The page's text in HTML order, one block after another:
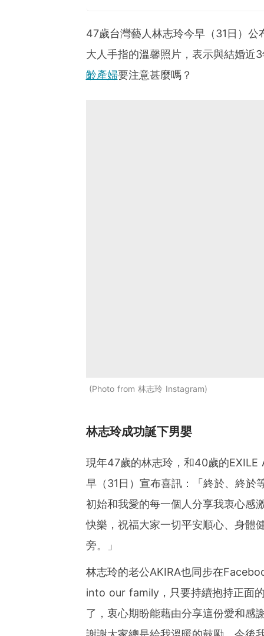
47歲台灣藝人林志玲今早（31日）
大人手指的溫馨照片，表示與結婚近
齡產婦要注意甚麼嗎？
Photo from 林志玲 Instagram
林志玲成功誕下男嬰
現年47歲的林志玲，和40歲的EXILE
早（31日）宣布喜訊：「終於、終於
初始和我愛的每一個人分享我衷心感
快樂，祝福大家一切平安順心、身體
旁。」
林志玲的老公AKIRA也同步在
into our family，只要持續抱持正面
了，衷心期盼能藉由分享這份愛和感